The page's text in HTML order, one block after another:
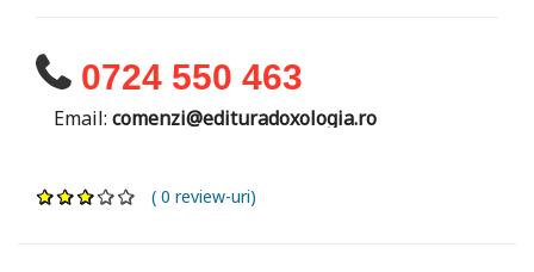
0724 550 463
Email: comenzi@edituradoxologia.ro
( 0 review-uri)